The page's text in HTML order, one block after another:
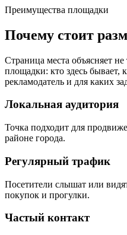
Преимущества площадки
Почему стоит
Страница места объясняет
площадки: кто здесь бывает,
рекламодатель и для каких
Локальная аудитория
Точка подходит для
районе города.
Регулярный трафик
Посетители слышат или
покупок и прогулки.
Частый контакт